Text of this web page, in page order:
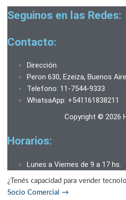
Seguinos en las Redes:
Contacto:
Dirección:
Peron 630, Ezeiza, Buenos
Telefono: 11-7544-9333
WhatsaApp: +541161838211
Copyright © 2026
Horarios:
Lunes a Viernes de 9 a 17 hs.
¿Tenés capacidad para vender
Socio Comercial →